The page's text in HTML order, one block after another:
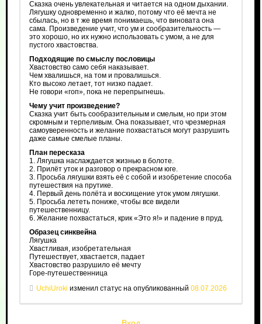
Сказка очень увлекательная и читается на одном дыхании.
Лягушку одновременно и жалко, потому что её мечта не
сбылась, но в т же время понимаешь, что виновата она
сама. Произведение учит, что ум и сообразительность —
это хорошо, но их нужно использовать с умом, а не для
пустого хвастовства.
Подходящие по смыслу пословицы
Хвастовство само себя наказывает.
Чем хвалишься, на том и провалишься.
Кто высоко летает, тот низко падает.
Не говори «гоп», пока не перепрыгнешь.
Чему учит произведение?
Сказка учит быть сообразительным и смелым, но при этом
скромным и терпеливым. Она показывает, что чрезмерная
самоуверенность и желание похвастаться могут разрушить
даже самые смелые планы.
План пересказа
1. Лягушка наслаждается жизнью в болоте.
2. Прилёт уток и разговор о прекрасном юге.
3. Просьба лягушки взять её с собой и изобретение способа
путешествия на прутике.
4. Первый день полёта и восхищение уток умом лягушки.
5. Просьба лететь пониже, чтобы все видели
путешественницу.
6. Желание похвастаться, крик «Это я!» и падение в пруд.
Образец синквейна
Лягушка
Хвастливая, изобретательная
Путешествует, хвастается, падает
Хвастовство разрушило её мечту
Горе-путешественница
UchiUroki изменил статус на опубликованный 08.07.2026